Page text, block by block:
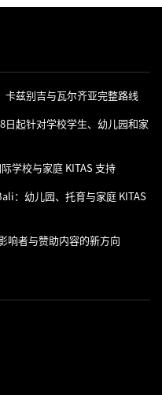
兹别吉与瓦尔齐亚完整路线
日起针对学校学生、幼儿园和家
学校与家庭 KITAS 支持
：幼儿园、托育与家庭 KITAS
响者与赞助内容的新方向